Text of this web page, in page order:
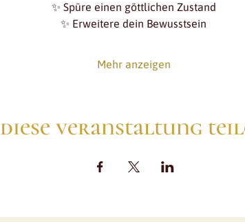
✨ Spüre einen göttlichen Zustand
✨ Erweitere dein Bewusstsein
Mehr anzeigen
diese veranstaltung